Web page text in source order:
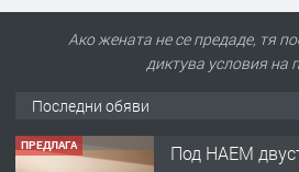
Ако жената не се предаде, тя
диктува условия на
Последни обяви
Под НАЕМ